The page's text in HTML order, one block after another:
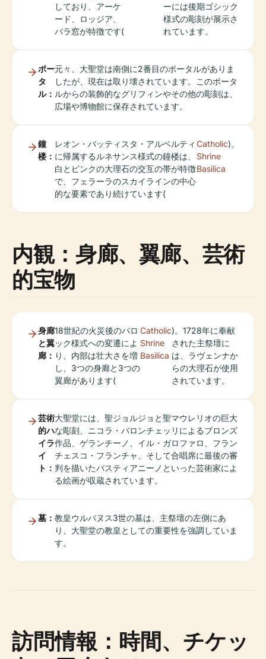
しており、アーケ
ード、ロッジア、
バラ窓が特徴です(
ーには後期ゴシック
様式の彫刻が展示さ
れています。
ポー
タ
ル：
元々、大聖堂は南側に2番目のポータルがありま
したが、現在は取り壊されています。このポータ
ルからの装飾的なグリフィンやその他の彫刻は、
広場や博物館に保存されています。
鐘
楼：
レオン・バッティスタ・アルベルティ
に帰属するルネサンス様式の鐘楼は、
白とピンクの大理石の交互の帯が特徴
で、フェラーラのスカイラインの中心
的な要素であり続けています(
Catholic
Shrine
Basilica
)。
内観：身廊、翼廊、芸術
的宝物
身廊
と翼
廊：
18世紀の火災後のバロ
ック様式への変遷によ
り、内部は壮大さを増
し、3つの身廊と3つの
翼廊があります(
Catholic
Shrine
Basilica
)。1728年に奉献
された主祭壇に
は、ラヴェンナか
らの大理石が使用
されています。
芸術
的ハ
イラ
イ
ト：
大聖堂には、聖ジョルジョと聖マウレリオの巨大
な彫刻、ニコラ・バロンチェッリによるブロンズ
作品、ゲランチーノ、イル・ガロファロ、フラン
チェスコ・フランチャ、そして合唱席に最後の審
判を描いたバスティアニーノといった芸術家によ
る絵画が収蔵されています。
墓： 教皇ウルバヌス3世の墓は、主祭壇の左側にあ
り、大聖堂の教皇としての重要性を強調していま
す。
訪問情報：時間、チケッ